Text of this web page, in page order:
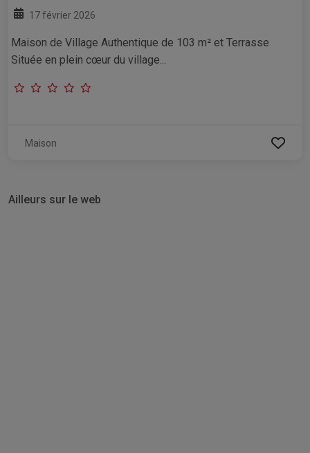
17 février 2026
Maison de Village Authentique de 103 m² et Terrasse
Située en plein cœur du village...
Maison
Ailleurs sur le web